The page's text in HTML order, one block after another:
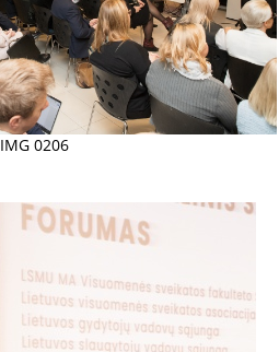
IMG 0206